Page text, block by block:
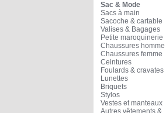
Sac & Mode
Sacs à main
Sacoche & cartable
Valises & Bagages
Petite maroquinerie
Chaussures homme
Chaussures femme
Ceintures
Foulards & cravates
Lunettes
Briquets
Stylos
Vestes et manteaux
Autres vêtements &